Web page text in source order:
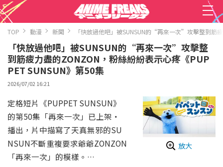
TOP 動漫 新聞 「快放過他吧」被SUNSUN的“再來一次”攻擊整到筋
「快放過他吧」被SUNSUN的“再來一次”攻擊整
到筋疲力盡的ZONZON，粉絲紛紛表示心疼《PUP
PET SUNSUN》第50集
2026/07/02 16:21
放大
定格短片《PUPPET SUNSUN》
的第50集「再來一次」已上架・
播出，片中描寫了天真無邪的SU
NSUN不斷重複要求爺爺ZONZON
「再來一次」的模樣。